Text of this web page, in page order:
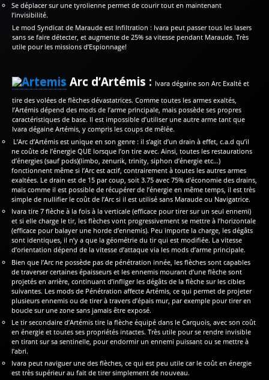
Se déplacer sur une tyrolienne permet de courir tout en maintenant
l’invisibilité.
Le mod Syndicat de Maraude est Infiltration : Ivara peut passer tous les lasers
sans se faire détecter, et augmente de 25% sa vitesse pendant Maraude. Très
utile pour les missions d’Espionnage!
Arc d’Artémis : Ivara dégaine son Arc Exalté et
tire des volées de flèches dévastatrices. Comme toutes les armes exaltés,
l’Artémis dépend des mods de l’arme principale, mais possède ses propres
caractéristiques de base. Il est impossible d’utiliser une autre arme tant que
Ivara dégaine Artémis, y compris les coups de mêlée.
L’Arc d’Artémis est unique en son genre : il s’agit d’un drain à effet, c.a.d qu’il
ne coûte de l’énergie QUE lorsque l’on tire avec. Ainsi, toutes les restaurations
d’énergies (sauf pods)(limbo, zenurik, trinity, siphon d’énergie etc…)
fonctionnent même si l’Arc est actif, contrairement à toutes les autres armes
exaltées. Le drain est de 15 par coup, soit 3.75 avec 75% d’économie des drains,
mais comme il est possible de récupérer de l’énergie en même temps, il est très
simple de nullifier le coût de l’Arc si il est utilisé sans Maraude ou Navigatrice.
Ivara tire 7 flèche à la fois à la verticale (efficace pour tirer sur un seul ennemi)
et si elle charge le tir, les flèches vont progressivement se mettre à l’horizontale
(efficace pour balayer une horde d’ennemis). Peu importe la charge, les dégâts
sont identiques, il n’y a que la géométrie du tir qui est modifiée. La vitesse
d’orientation dépend de la vitesse d’attaque via les mods d’arme principale.
Bien que l’Arc ne possède pas de pénétration innée, les flèches sont capables
de traverser certaines épaisseurs et les ennemis mourant d’une flèche sont
projetés en arrière, continuant d’infliger les dégâts de la flèche sur les cibles
suivantes. Les mods de Pénétration affecte Artémis, ce qui permet de projeter
plusieurs ennemis ou de tirer à travers d’épais mur, par exemple pour tirer en
boucle sur une zone sans jamais être exposé.
Le tir secondaire d’Artémis tire la flèche équipé dans le Carquois, avec son coût
en énergie et toutes ses propriétés intactes. Très utile pour se rendre invisible
en tirant sur sa sentinelle, pour endormir un ennemi puissant ou se mettre à
l’abri.
Ivara peut naviguer une des flèches, ce qui est peu utile car le coût en énergie
est très supérieur au fait de tirer simplement de nouveau.